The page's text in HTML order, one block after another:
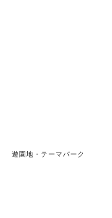
遊園地・テーマパーク